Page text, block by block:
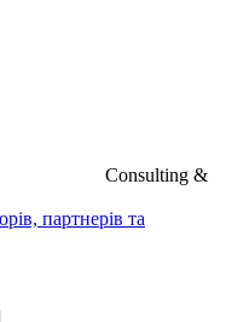
Consulting &
партнерів та